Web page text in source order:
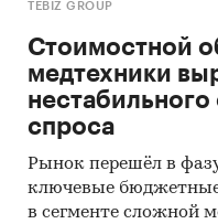
Прогноз
медицинского
Выводы по
Источники
Базы данных
TEBIZ GROUP
Стоимостной
медтехники
спроса
Рынок перешёл в
ключевые
в сегменте сложной